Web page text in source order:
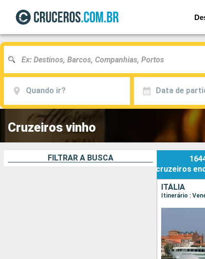
Quando ir? Data de
Cruzeiros vinho
FILTRAR A BUSCA
cruzeiros
ITÁLIA
Itinerário :